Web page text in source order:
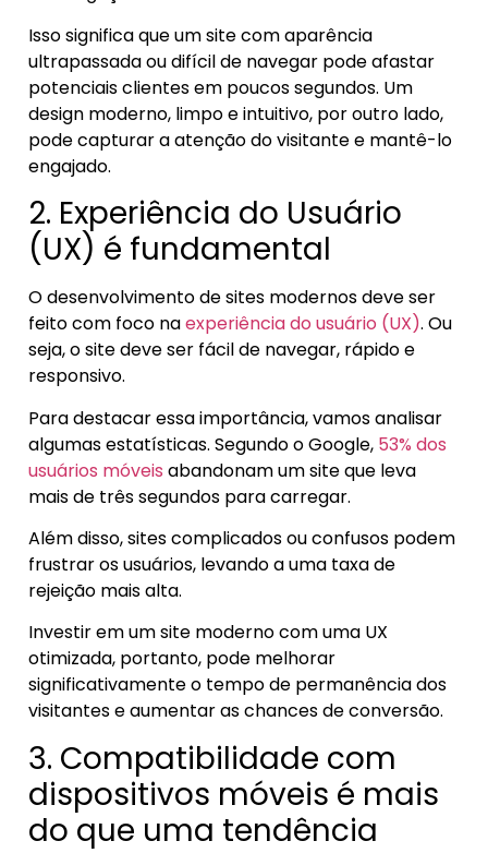
Isso significa que um site com aparência
ultrapassada ou difícil de navegar pode afastar
potenciais clientes em poucos segundos. Um
design moderno, limpo e intuitivo, por outro lado,
pode capturar a atenção do visitante e mantê-lo
engajado.
2. Experiência do Usuário
(UX) é fundamental
O desenvolvimento de sites modernos deve ser
feito com foco naexperiência do usuário (UX). Ou
seja, o site deve ser fácil de navegar, rápido e
responsivo.
Para destacar essa importância, vamos analisar
algumas estatísticas. Segundo o Google, 53% dos
usuários móveis abandonam um site que leva
mais de três segundos para carregar.
Além disso, sites complicados ou confusos podem
frustrar os usuários, levando a uma taxa de
rejeição mais alta.
Investir em um site moderno com uma UX
otimizada, portanto, pode melhorar
significativamente o tempo de permanência dos
visitantes e aumentar as chances de conversão.
3. Compatibilidade com
dispositivos móveis é mais
do que uma tendência